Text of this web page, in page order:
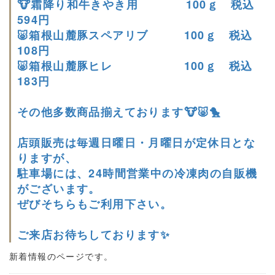
🐮霜降り和牛きやき用 100ｇ 税込
594円
🐷箱根山麓豚スペアリブ 100ｇ 税込
108円
🐷箱根山麓豚ヒレ 100ｇ 税込
183円
その他多数商品揃えております🐮🐷🐤
店頭販売は毎週日曜日・月曜日が定休日とな
りますが、
駐車場には、24時間営業中の冷凍肉の自販機
がございます。
ぜびそちらもご利用下さい。
ご来店お待ちしております✨
新着情報のページです。